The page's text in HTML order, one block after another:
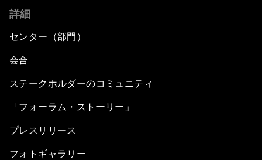
詳細
センター（部門）
会合
ステークホルダーのコミュニティ
「フォーラム・ストーリー」
プレスリリース
フォトギャラリー